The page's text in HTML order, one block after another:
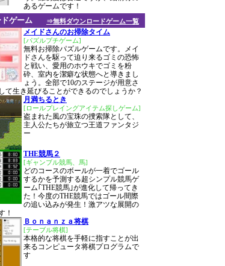
あるゲームです！
⇒無料ダウンロードゲーム一覧
ゲーム
メイドさんのお掃除タイム
[パズルプチゲーム]
無料お掃除パズルゲームです。メイ
ドさんを駆って迫り来るゴミの恐怖
と戦い、愛用のホウキでゴミを粉
砕、室内を潔癖な状態へと導きまし
ょう。全部で10のステージが用意さ
て生き延びることができるのでしょうか？
月満ちるとき
[ロールプレイングアイテム探しゲーム]
盗まれた風の宝珠の捜索隊として、
主人公たちが旅立つ王道ファンタジ
ー
THE競馬２
[ギャンブル競馬、馬]
どのコースのボールが一着でゴール
するかを予測する超シンプル競馬ゲ
ーム｢THE競馬｣が進化して帰ってき
た！今度のTHE競馬ではゴール間際
の追い込みが発生！激アツな展開の
！
Ｂｏｎａｎｚａ将棋
[テーブル将棋]
本格的な将棋を手軽に指すことが出
来るコンピュータ将棋プログラムで
す